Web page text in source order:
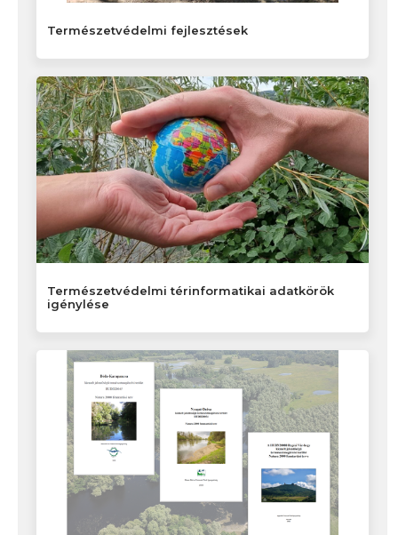
Természetvédelmi fejlesztések
Természetvédelmi térinformatikai adatkörök
igénylése